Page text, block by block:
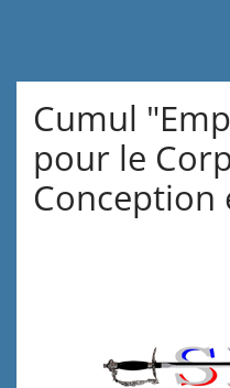
Cumul
pour le
Conception